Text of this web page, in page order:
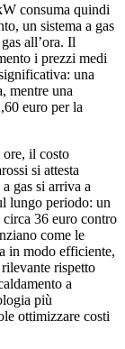
consuma quindi
un sistema a gas
all’ora. Il
i prezzi medi
una
mentre una
euro per la
il costo
si attesta
gas si arriva a
lungo periodo: un
36 euro contro
come le
in modo efficiente,
rispetto
a
più
ottimizzare costi